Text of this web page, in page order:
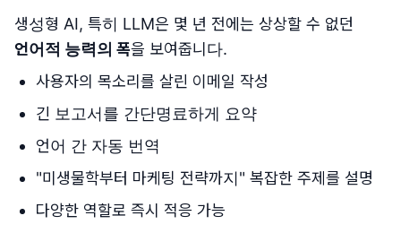
생성형 AI, 특히 LLM은 몇 년 전에는 상상할 수 없던
언어적 능력의 폭을 보여줍니다.
사용자의 목소리를 살린 이메일 작성
긴 보고서를 간단명료하게 요약
언어 간 자동 번역
"미생물학부터 마케팅 전략까지" 복잡한 주제를 설명
다양한 역할로 즉시 적응 가능